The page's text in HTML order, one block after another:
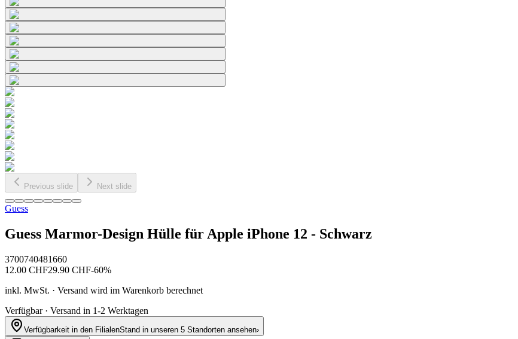
Previous slide Next slide
Guess
Guess Marmor-Design Hülle für Apple iPhone 12 - Schwarz
3700740481660
12.00 CHF29.90 CHF-60%
inkl. MwSt. · Versand wird im Warenkorb berechnet
Verfügbar · Versand in 1-2 Werktagen
Verfügbarkeit in den FilialenStand in unseren 5 Standorten ansehen›